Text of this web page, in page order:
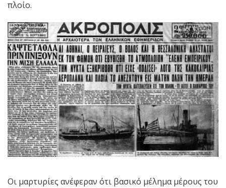
πλοίο.
Οι μαρτυρίες ανέφεραν ότι βασικό μέλημα μέρους του